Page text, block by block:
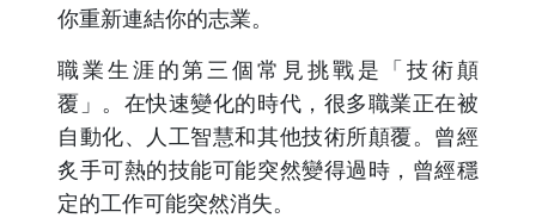
你重新連結你的志業。
職業生涯的第三個常見挑戰是「技術顛
覆」。在快速變化的時代，很多職業正在被
自動化、人工智慧和其他技術所顛覆。曾經
炙手可熱的技能可能突然變得過時，曾經穩
定的工作可能突然消失。